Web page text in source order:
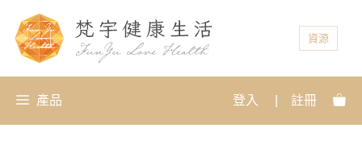
資源
產品 登入 註冊